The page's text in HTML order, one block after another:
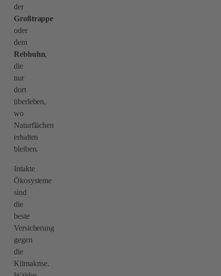
der
Großtrappe
oder
dem
Rebhuhn,
die
nur
dort
überleben,
wo
Naturflächen
erhalten
bleiben.
Intakte
Ökosysteme
sind
die
beste
Versicherung
gegen
die
Klimakrise.